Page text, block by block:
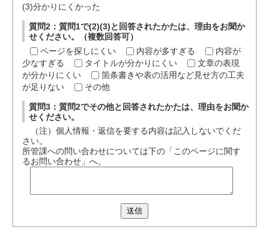
(3)分かりにくかった
質問2：質問1で(2)(3)と回答されたかたは、理由をお聞か
せください。（複数回答可）
ページを探しにくい
内容が多すぎる
内容が
少なすぎる
タイトルが分かりにくい
文章の表現
が分かりにくい
箇条書きや表の活用など見せ方の工夫
が足りない
その他
質問3：質問2でその他と回答されたかたは、理由をお聞か
せください。
（注）個人情報・返信を要する内容は記入しないでくだ
さい。
所管課への問い合わせについては下の「このページに関す
るお問い合わせ」へ。
送信